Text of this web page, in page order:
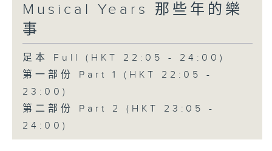
Musical Years 那些年的樂
事
足本 Full (HKT 22:05 - 24:00)
第一部份 Part 1 (HKT 22:05 -
23:00)
第二部份 Part 2 (HKT 23:05 -
24:00)